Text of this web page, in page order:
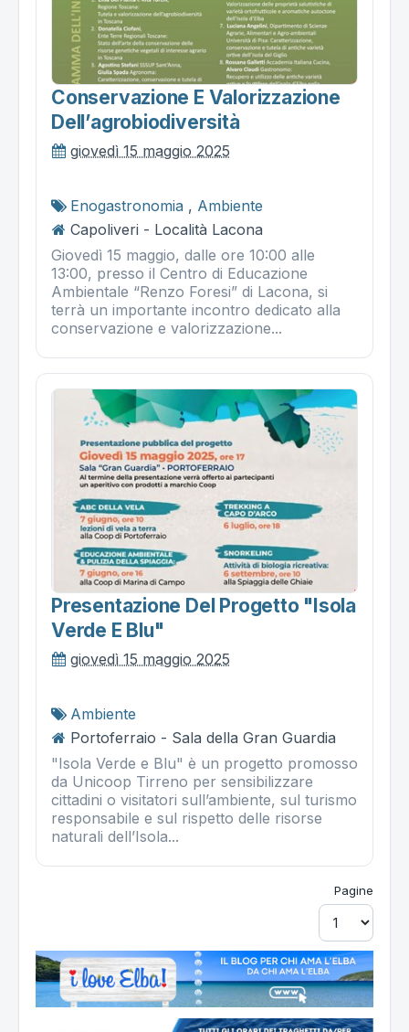
Conservazione E Valorizzazione
Dell’agrobiodiversità
giovedì 15 maggio 2025
Enogastronomia , Ambiente
Capoliveri - Località Lacona
Giovedì 15 maggio, dalle ore 10:00 alle
13:00, presso il Centro di Educazione
Ambientale “Renzo Foresi” di Lacona, si
terrà un importante incontro dedicato alla
conservazione e valorizzazione...
Presentazione Del Progetto "isola
Verde E Blu"
giovedì 15 maggio 2025
Ambiente
Portoferraio - Sala della Gran Guardia
"Isola Verde e Blu" è un progetto promosso
da Unicoop Tirreno per sensibilizzare
cittadini o visitatori sull’ambiente, sul turismo
responsabile e sul rispetto delle risorse
naturali dell’Isola...
Pagine